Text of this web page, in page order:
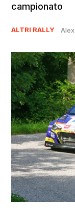
campionato
ALTRI RALLY